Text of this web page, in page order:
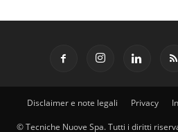
Disclaimer e note legali Privacy
© Tecniche Nuove Spa. Tutti i diritti